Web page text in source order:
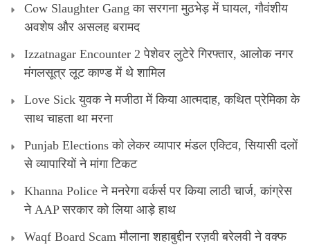
Cow Slaughter Gang का सरगना मुठभेड़ में घायल, गौवंशीय
अवशेष और असलह बरामद
Izzatnagar Encounter 2 पेशेवर लुटेरे गिरफ्तार, आलोक नगर
मंगलसूत्र लूट काण्‍ड में थे शामिल
Love Sick युवक ने मजीठा में किया आत्मदाह, कथित प्रेमिका के
साथ चाहता था मरना
Punjab Elections को लेकर व्यापार मंडल एक्टिव, सियासी दलों
से व्यापारियों ने मांगा टिकट
Khanna Police ने मनरेगा वर्कर्स पर किया लाठी चार्ज, कांग्रेस
ने AAP सरकार को लिया आड़े हाथ
Waqf Board Scam मौलाना शहाबुद्दीन रज़वी बरेलवी ने वक्फ